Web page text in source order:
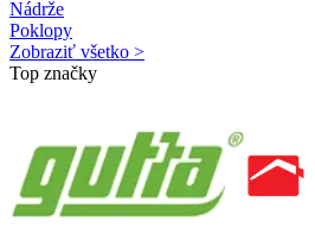
Nádrže
Poklopy
Zobraziť všetko >
Top značky